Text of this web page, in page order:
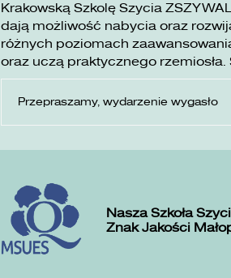
Krakowską Szkolę Szycia
dają możliwość nabycia oraz
różnych poziomach
oraz uczą praktycznego rzemiosła.
Przepraszamy, wydarzenie wygasło
Nasza Szkoła
Znak Jakości